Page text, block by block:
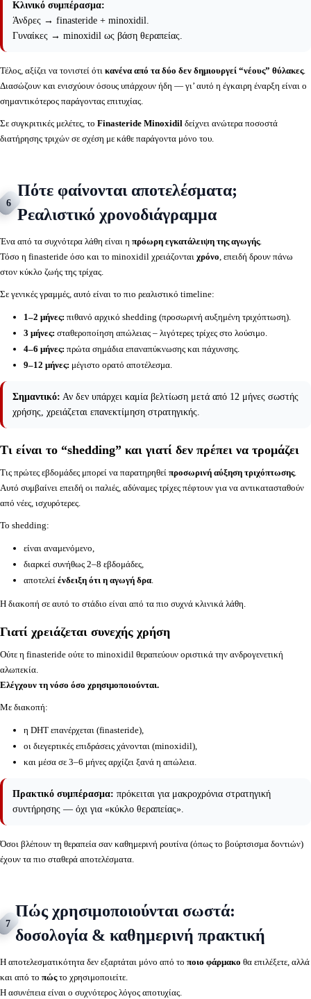
Κλινικό συμπέρασμα:
Άνδρες → finasteride + minoxidil.
Γυναίκες → minoxidil ως βάση θεραπείας.
Τέλος, αξίζει να τονιστεί ότι κανένα από τα δύο δεν δημιουργεί “νέους” θύλακες.
Διασώζουν και ενισχύουν όσους υπάρχουν ήδη — γι’ αυτό η έγκαιρη έναρξη είναι ο
σημαντικότερος παράγοντας επιτυχίας.
Σε συγκριτικές μελέτες, το Finasteride Minoxidil δείχνει ανώτερα ποσοστά
διατήρησης τριχών σε σχέση με κάθε παράγοντα μόνο του.
6
Πότε φαίνονται αποτελέσματα;
Ρεαλιστικό χρονοδιάγραμμα
Ένα από τα συχνότερα λάθη είναι η πρόωρη εγκατάλειψη της αγωγής.
Τόσο η finasteride όσο και το minoxidil χρειάζονται χρόνο, επειδή δρουν πάνω
στον κύκλο ζωής της τρίχας.
Σε γενικές γραμμές, αυτό είναι το πιο ρεαλιστικό timeline:
1–2 μήνες: πιθανό αρχικό shedding (προσωρινή αυξημένη τριχόπτωση).
3 μήνες: σταθεροποίηση απώλειας – λιγότερες τρίχες στο λούσιμο.
4–6 μήνες: πρώτα σημάδια επαναπύκνωσης και πάχυνσης.
9–12 μήνες: μέγιστο ορατό αποτέλεσμα.
Σημαντικό: Αν δεν υπάρχει καμία βελτίωση μετά από 12 μήνες σωστής
χρήσης, χρειάζεται επανεκτίμηση στρατηγικής.
Τι είναι το “shedding” και γιατί δεν πρέπει να τρομάζει
Τις πρώτες εβδομάδες μπορεί να παρατηρηθεί προσωρινή αύξηση τριχόπτωσης.
Αυτό συμβαίνει επειδή οι παλιές, αδύναμες τρίχες πέφτουν για να αντικατασταθούν
από νέες, ισχυρότερες.
Το shedding:
είναι αναμενόμενο,
διαρκεί συνήθως 2–8 εβδομάδες,
αποτελεί ένδειξη ότι η αγωγή δρα.
Η διακοπή σε αυτό το στάδιο είναι από τα πιο συχνά κλινικά λάθη.
Γιατί χρειάζεται συνεχής χρήση
Ούτε η finasteride ούτε το minoxidil θεραπεύουν οριστικά την ανδρογενετική
αλωπεκία.
Ελέγχουν τη νόσο όσο χρησιμοποιούνται.
Με διακοπή:
η DHT επανέρχεται (finasteride),
οι διεγερτικές επιδράσεις χάνονται (minoxidil),
και μέσα σε 3–6 μήνες αρχίζει ξανά η απώλεια.
Πρακτικό συμπέρασμα: πρόκειται για μακροχρόνια στρατηγική
συντήρησης — όχι για «κύκλο θεραπείας».
Όσοι βλέπουν τη θεραπεία σαν καθημερινή ρουτίνα (όπως το βούρτσισμα δοντιών)
έχουν τα πιο σταθερά αποτελέσματα.
7
Πώς χρησιμοποιούνται σωστά:
δοσολογία & καθημερινή πρακτική
Η αποτελεσματικότητα δεν εξαρτάται μόνο από το ποιο φάρμακο θα επιλέξετε, αλλά
και από το πώςτο χρησιμοποιείτε.
Η ασυνέπεια είναι ο συχνότερος λόγος αποτυχίας.